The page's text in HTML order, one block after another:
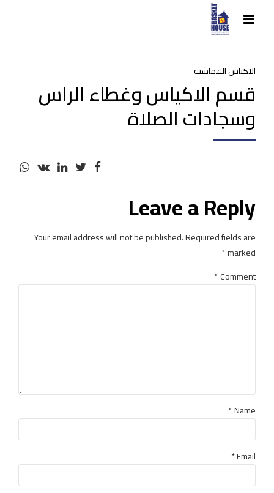
الاكياس القماشية
قسم الاكياس وغطاء الراس
وسجادات الصلاة
Leave a Reply
Your email address will not be published. Required fields are
marked *
Comment
*
Name *
Email *